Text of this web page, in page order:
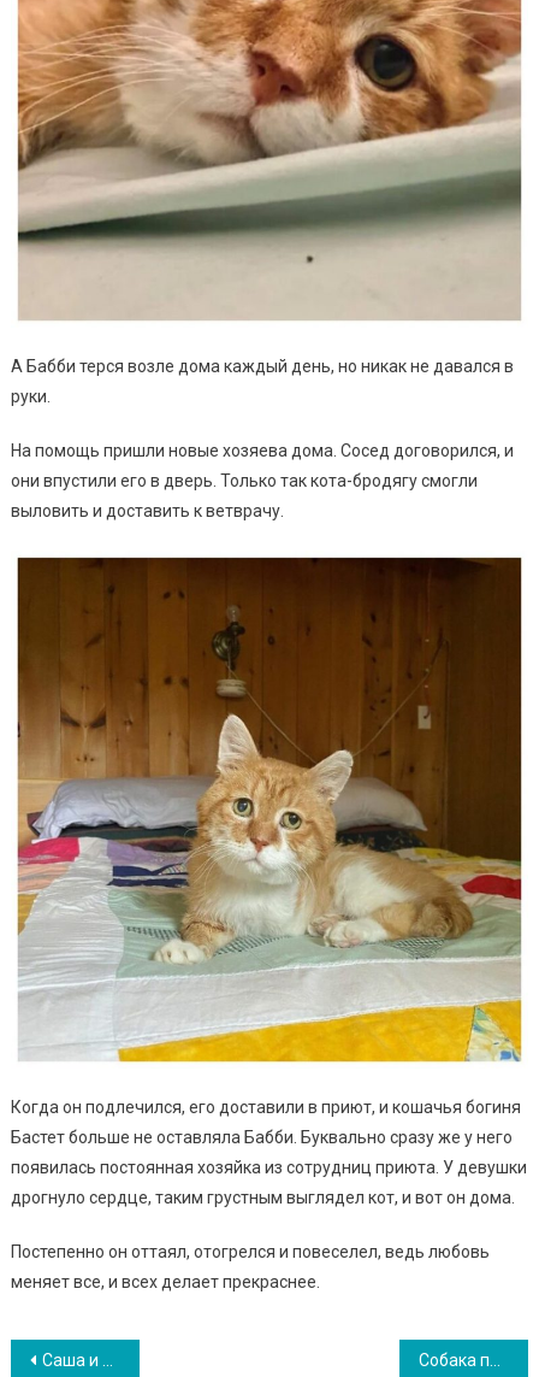
А Бабби терся возле дома каждый день, но никак не давался в
руки.
На помощь пришли новые хозяева дома. Сосед договорился, и
они впустили его в дверь. Только так кота-бродягу смогли
выловить и доставить к ветврачу.
Когда он подлечился, его доставили в приют, и кошачья богиня
Бастет больше не оставляла Бабби. Буквально сразу же у него
появилась постоянная хозяйка из сотрудниц приюта. У девушки
дрогнуло сердце, таким грустным выглядел кот, и вот он дома.
Постепенно он оттаял, отогрелся и повеселел, ведь любовь
меняет все, и всех делает прекраснее.
Навигация
Саша и Бася: невероятное спасение кошки из шахты. ФОТО